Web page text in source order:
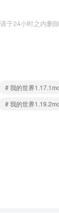
于24小时之内删
# 我的世界
# 我的世界